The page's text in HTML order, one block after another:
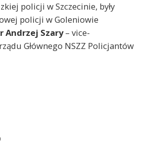
policji w Szczecinie, były
policji w Goleniowie
Andrzej Szary– vice-
Głównego NSZZ Policjantów